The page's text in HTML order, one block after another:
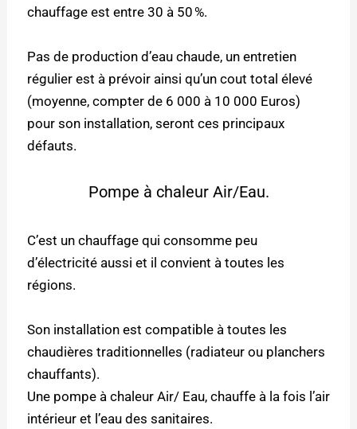
chauffage est entre 30 à 50 %.
Pas de production d’eau chaude, un entretien
régulier est à prévoir ainsi qu’un cout total élevé
(moyenne, compter de 6 000 à 10 000 Euros)
pour son installation, seront ces principaux
défauts.
Pompe à chaleur Air/Eau.
C’est un chauffage qui consomme peu
d’électricité aussi et il convient à toutes les
régions.
Son installation est compatible à toutes les
chaudières traditionnelles (radiateur ou planchers
chauffants).
Une pompe à chaleur Air/ Eau, chauffe à la fois l’air
intérieur et l’eau des sanitaires.